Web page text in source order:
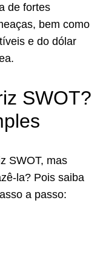
de fortes
bem como
e do dólar
SWOT?
SWOT, mas
la? Pois saiba
a passo: